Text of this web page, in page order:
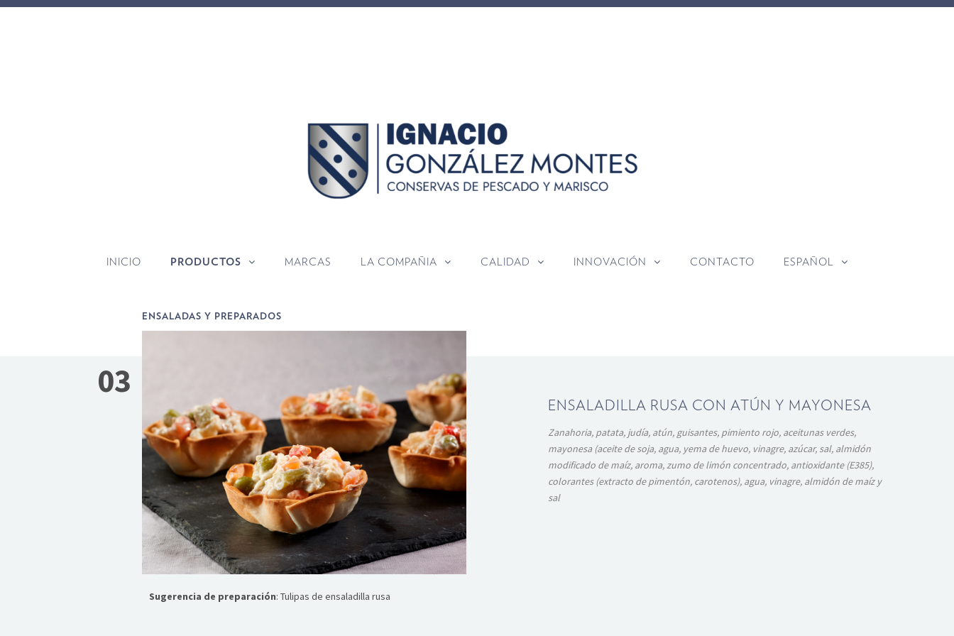
INICIO PRODUCTOS MARCAS LA COMPAÑIA CALIDAD INNOVACIÓN CONTACTO ESPAÑOL
ENSALADAS Y PREPARADOS
03
Sugerencia de preparación: Tulipas de ensaladilla rusa
ENSALADILLA RUSA CON ATÚN Y MAYONESA
Zanahoria, patata, judía, atún, guisantes, pimiento rojo, aceitunas verdes,
mayonesa (aceite de soja, agua, yema de huevo, vinagre, azúcar, sal, almidón
modificado de maíz, aroma, zumo de limón concentrado, antioxidante (E385),
colorantes (extracto de pimentón, carotenos), agua, vinagre, almidón de maíz y
sal